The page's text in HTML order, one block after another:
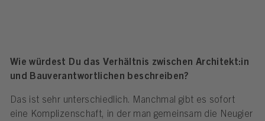
Wie würdest Du das Verhältnis zwischen Architekt:in
und Bauverantwortlichen beschreiben?
Das ist sehr unterschiedlich. Manchmal gibt es sofort
eine Komplizenschaft, in der man gemeinsam die Neugier